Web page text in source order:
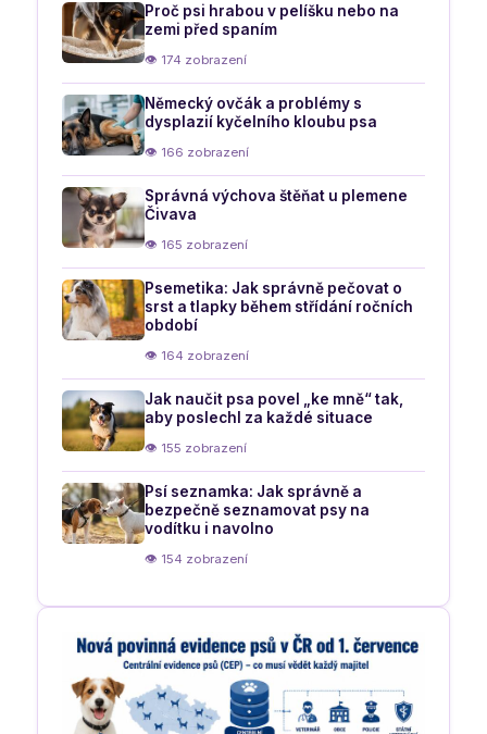
Proč psi hrabou v pelíšku nebo na
zemi před spaním
👁 174 zobrazení
Německý ovčák a problémy s
dysplazií kyčelního kloubu psa
👁 166 zobrazení
Správná výchova štěňat u plemene
Čivava
👁 165 zobrazení
Psemetika: Jak správně pečovat o
srst a tlapky během střídání ročních
období
👁 164 zobrazení
Jak naučit psa povel „ke mně“ tak,
aby poslechl za každé situace
👁 155 zobrazení
Psí seznamka: Jak správně a
bezpečně seznamovat psy na
vodítku i navolno
👁 154 zobrazení